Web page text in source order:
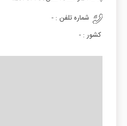
شماره تلفن :-
کشور :-